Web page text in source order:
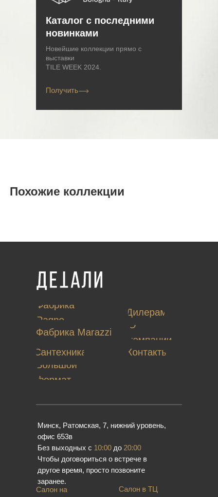
Новейшие коллекции прямо с
выставки
TILE WEEK 2024.
Каталог с последними
новинками
Получить
Похожие коллекции
Минск, Ратомская, 7, нижний уровень,
офис 653в
Без выходных с 10:00 до 20:00
Чтобы договориться о встрече в
другое время, просто позвоните
заранее.
Салон на
Салон в ТЦ
О
компании
Дилерам
Большой
формат
Фабрика
Ragno
Фабрика Marazzi
Сантехника
Контакты